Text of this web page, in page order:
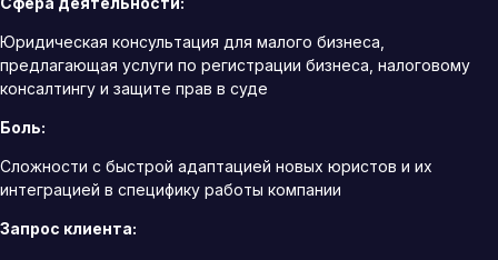
Юридическая консультация для малого бизнеса,
предлагающая услуги по регистрации бизнеса, налоговому
консалтингу и защите прав в суде
Боль:
Сложности с быстрой адаптацией новых юристов и их
интеграцией в специфику работы компании
Запрос клиента: